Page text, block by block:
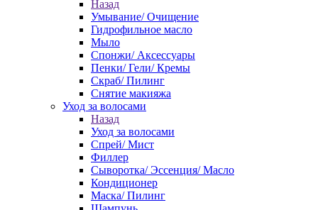
Назад
Умывание/ Очищение
Гидрофильное масло
Мыло
Спонжи/ Аксессуары
Пенки/ Гели/ Кремы
Скраб/ Пилинг
Снятие макияжа
Уход за волосами
Назад
Уход за волосами
Спрей/ Мист
Филлер
Сыворотка/ Эссенция/ Масло
Кондиционер
Маска/ Пилинг